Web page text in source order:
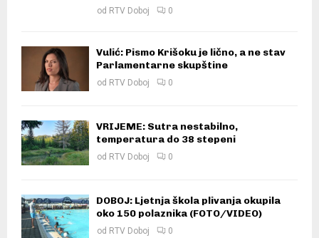
od RTV Doboj 0
Vulić: Pismo Krišoku je lično, a ne stav
Parlamentarne skupštine
od RTV Doboj 0
VRIJEME: Sutra nestabilno,
temperatura do 38 stepeni
od RTV Doboj 0
DOBOJ: Ljetnja škola plivanja okupila
oko 150 polaznika (FOTO/VIDEO)
od RTV Doboj 0